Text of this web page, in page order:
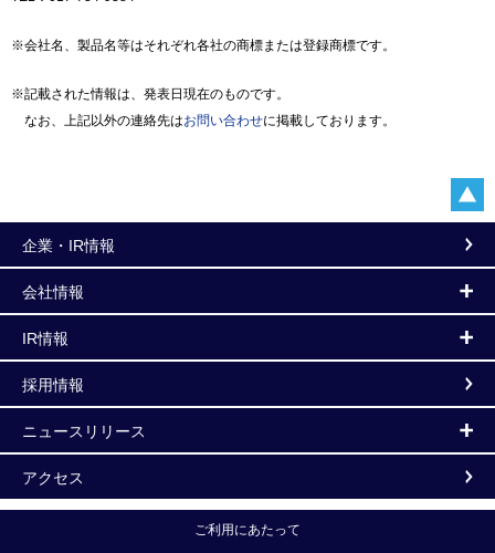
※会社名、製品名等はそれぞれ各社の商標または登録商標です。
※記載された情報は、発表日現在のものです。
なお、上記以外の連絡先はお問い合わせに掲載しております。
企業・IR情報
会社情報
IR情報
採用情報
ニュースリリース
アクセス
ご利用にあたって